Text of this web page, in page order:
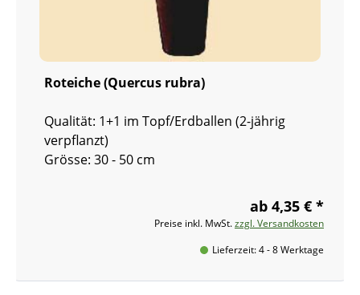
Roteiche (Quercus rubra)
Qualität: 1+1 im Topf/Erdballen (2-jährig
verpflanzt)
Grösse: 30 - 50 cm
ab 4,35 € *
Preise inkl. MwSt.zzgl. Versandkosten
Lieferzeit: 4 - 8 Werktage